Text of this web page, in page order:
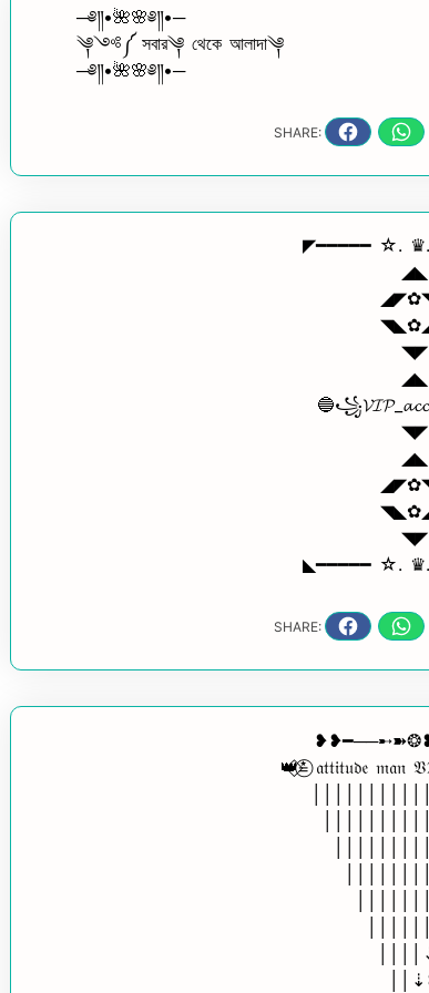
─༅༎•🌺🌸༅༎•─
༆༺༼ সবার༆ থেকে আলাদা༆
─༅༎•🌺🌸༅༎•─
SHARE:
◤━━━━━ ☆.
◢◣
◥◤
◢◣
◥◤
◢◣
◥◤
◣━━━━━ ☆.
SHARE:
👑⃟≛⃝ 𝔞𝔱𝔱𝔦𝔱𝔲𝔡𝔢 𝔪𝔞𝔫